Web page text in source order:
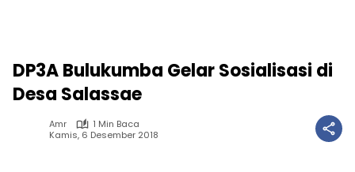
DP3A Bulukumba Gelar Sosialisasi di
Desa Salassae
Amr
1 Min Baca
Kamis, 6 Desember 2018